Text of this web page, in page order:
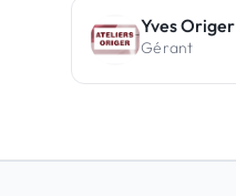
Yves Origer
Gérant